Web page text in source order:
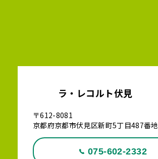
ラ・レコルト伏見
〒612-8081
京都府京都市伏見区新町5丁目487番地
075-602-2332